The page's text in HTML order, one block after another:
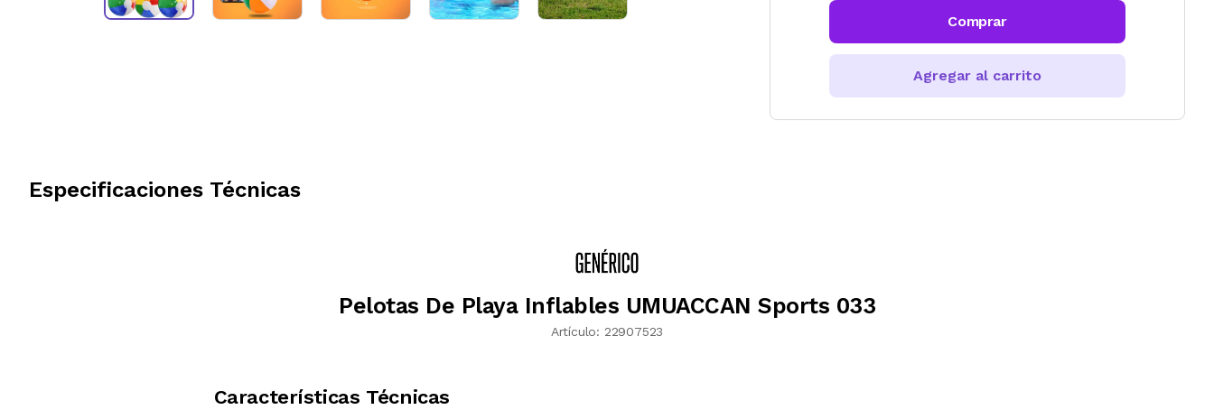
Comprar
Agregar al carrito
Especificaciones Técnicas
Pelotas De Playa Inflables UMUACCAN Sports 033
Artículo: 22907523
Características Técnicas